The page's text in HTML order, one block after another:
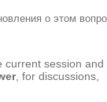
о этом
current session and
, for discussions,